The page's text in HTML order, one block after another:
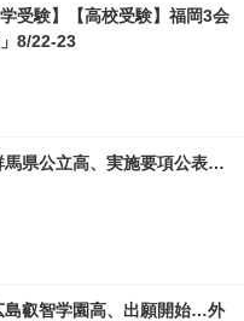
受験】【高校受験】福岡3会
8/22-23
馬県公立高、実施要項公表…
島叡智学園高、出願開始…外